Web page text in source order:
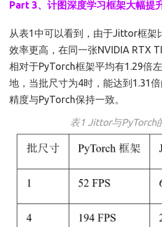
Part 3、计图深度学习框架大幅提
从表1中可以看到，由于Jittor框架
效率更高，在同一张NVIDIA RTX
相对于PyTorch框架平均有1.29倍
地，当批尺寸为4时，能达到1.31
精度与PyTorch保持一致。
表1 Jittor与PyTorch